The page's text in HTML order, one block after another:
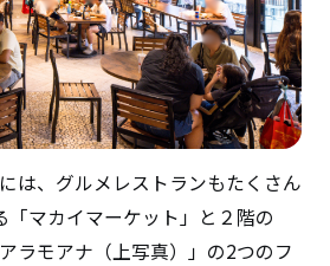
は、グルメレストランもたくさん
「マカイマーケット」と２階の
ラモアナ（上写真）」の2つのフ